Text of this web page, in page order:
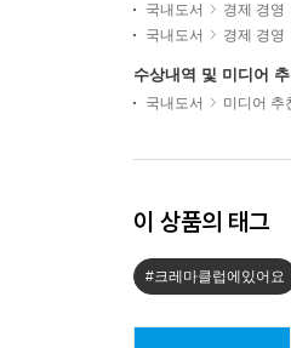
국내도서
경제 경영
국내도서
경제 경영
수상내역 및 미디어
국내도서 미디어 추
이 상품의 태그
#크레마클럽에있어요